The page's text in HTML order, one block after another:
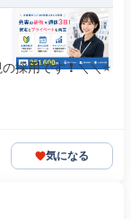
採用です ❗ ＼＼⭐
気になる